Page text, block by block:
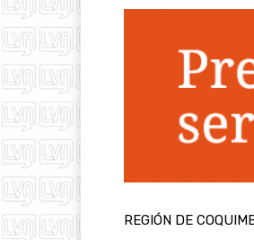
REGIÓN DE